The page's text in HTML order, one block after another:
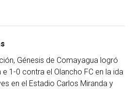
Génesis de Comayagua logró
1-0 contra el Olancho FC en la ida
en el Estadio Carlos Miranda y